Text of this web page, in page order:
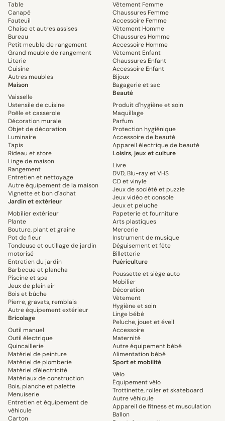
Table
Canapé
Fauteuil
Chaise et autres assises
Bureau
Petit meuble de rangement
Grand meuble de rangement
Literie
Cuisine
Autres meubles
Maison
Vaisselle
Ustensile de cuisine
Poêle et casserole
Décoration murale
Objet de décoration
Luminaire
Tapis
Rideau et store
Linge de maison
Rangement
Entretien et nettoyage
Autre équipement de la maison
Vignette et bon d'achat
Jardin et extérieur
Mobilier extérieur
Plante
Bouture, plant et graine
Pot de fleur
Tondeuse et outillage de jardin
motorisé
Entretien du jardin
Barbecue et plancha
Piscine et spa
Jeux de plein air
Bois et bûche
Pierre, gravats, remblais
Autre équipement extérieur
Bricolage
Outil manuel
Outil électrique
Quincaillerie
Matériel de peinture
Matériel de plomberie
Matériel d'électricité
Matériaux de construction
Bois, planche et palette
Menuiserie
Entretien et équipement de
véhicule
Carton
Vêtement Femme
Chaussures Femme
Accessoire Femme
Vêtement Homme
Chaussures Homme
Accessoire Homme
Vêtement Enfant
Chaussures Enfant
Accessoire Enfant
Bijoux
Bagagerie et sac
Beauté
Produit d'hygiène et soin
Maquillage
Parfum
Protection hygiénique
Accessoire de beauté
Appareil électrique de beauté
Loisirs, jeux et culture
Livre
DVD, Blu-ray et VHS
CD et vinyle
Jeux de société et puzzle
Jeux vidéo et console
Jeux et peluche
Papeterie et fourniture
Arts plastiques
Mercerie
Instrument de musique
Déguisement et fête
Billetterie
Puériculture
Poussette et siège auto
Mobilier
Décoration
Vêtement
Hygiène et soin
Linge bébé
Peluche, jouet et éveil
Accessoire
Maternité
Autre équipement bébé
Alimentation bébé
Sport et mobilité
Vélo
Équipement vélo
Trottinette, roller et skateboard
Autre véhicule
Appareil de fitness et musculation
Ballon